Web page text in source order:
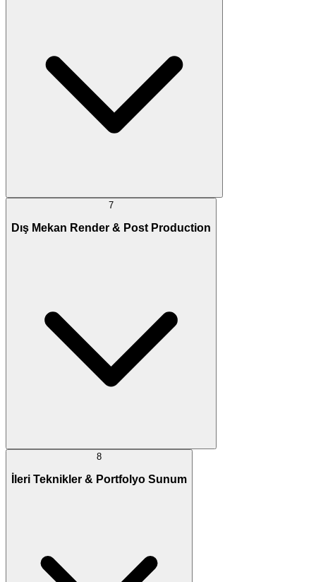
7
Dış Mekan Render & Post Production
8
İleri Teknikler & Portfolyo Sunum